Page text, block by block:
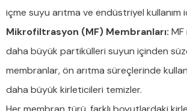
içme suyu arıtma ve endüstriyel kullanım
Mikrofiltrasyon (MF) Membranları: MF
daha büyük partikülleri suyun içinden
membranlar, ön arıtma süreçlerinde
daha büyük kirleticileri temizler.